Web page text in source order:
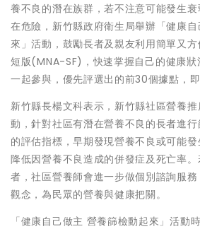
養不良的潛在族群，若不注意可能發生
在危險，新竹縣政府衛生局舉辦「健康
來」活動，鼓勵長者及親友利用簡單又
短版(MNA-SF)，快速掌握自己的健康狀
一起參與，優先評選出的前30個據點，即
新竹縣長楊文科表示，新竹縣社區營養
動，針對社區有潛在營養不良的長者進
的評估指標，早期發現營養不良或可能
降低因營養不良造成的併發症及死亡率
者，社區營養師會進一步做個別諮詢服
觀念，為民眾的營養與健康把關。
「健康自己做主 營養篩檢動起來」活動時